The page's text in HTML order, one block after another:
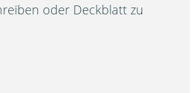
oder Deckblatt zu